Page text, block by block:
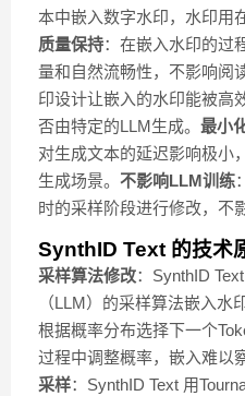
本中嵌入数字水印，水印用
质量保持：在嵌入水印的过
量和自然流畅性，不影响阅
印设计让嵌入的水印能被高
否由特定的LLM生成。 最小
对生成文本的延迟影响极小
生成场景。 不影响LLM训练
时的采样阶段进行修改，不
SynthID Text 的技术
采样算法修改：SynthID
（LLM）的采样算法嵌入水
根据概率分布选择下一个
过程中调整概率，嵌入难以
采样：SynthID Text 用